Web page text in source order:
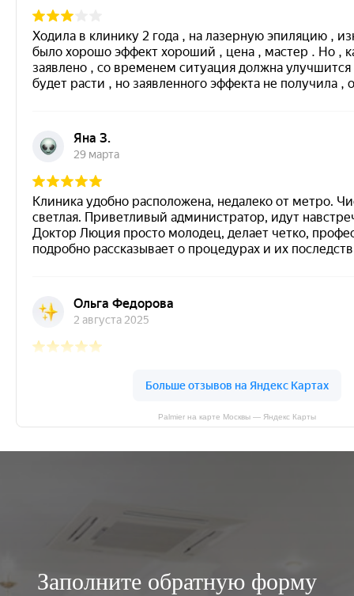
Palmier на карте Москвы — Яндекс Карты
Заполните обратную форму